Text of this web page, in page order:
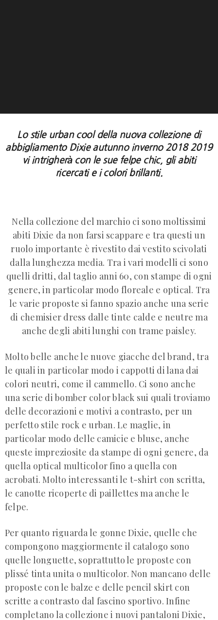
Lo stile urban cool della nuova collezione di
abbigliamento Dixie autunno inverno 2018 2019
vi intrigherà con le sue felpe chic, gli abiti
ricercati e i colori brillanti.
Nella collezione del marchio ci sono moltissimi
abiti Dixie da non farsi scappare e tra questi un
ruolo importante è rivestito dai vestito scivolati
dalla lunghezza media. Tra i vari modelli ci sono
quelli dritti, dal taglio anni 60, con stampe di ogni
genere, in particolar modo floreale e optical. Tra
le varie proposte si fanno spazio anche una serie
di chemisier dress dalle tinte calde e neutre ma
anche degli abiti lunghi con trame paisley.
Molto belle anche le nuove giacche del brand, tra
le quali in particolar modo i cappotti di lana dai
colori neutri, come il cammello. Ci sono anche
una serie di bomber color black sui quali troviamo
delle decorazioni e motivi a contrasto, per un
perfetto stile rock e urban. Le maglie, in
particolar modo delle camicie e bluse, anche
queste impreziosite da stampe di ogni genere, da
quella optical multicolor fino a quella con
acrobati. Molto interessanti le t-shirt con scritta,
le canotte ricoperte di paillettes ma anche le
felpe.
Per quanto riguarda le gonne Dixie, quelle che
compongono maggiormente il catalogo sono
quelle longuette, soprattutto le proposte con
plissé tinta unita o multicolor. Non mancano delle
proposte con le balze e delle pencil skirt con
scritte a contrasto dal fascino sportivo. Infine
completano la collezione i nuovi pantaloni Dixie,